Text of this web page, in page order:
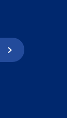
Meld datalek